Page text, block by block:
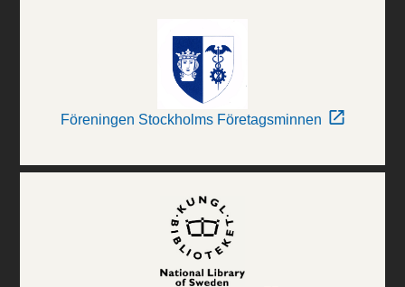
Föreningen Stockholms Företagsminnen